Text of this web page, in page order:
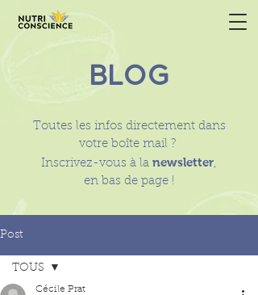
BLOG
Toutes les infos directement dans
votre boîte mail ?
Inscrivez-vous à la newsletter,
en bas de page !
Post
TOUS
Cécile Prat